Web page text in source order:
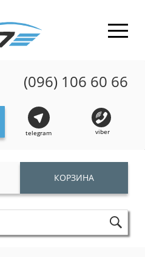
(096) 106 60 66
telegram viber
КОРЗИНА